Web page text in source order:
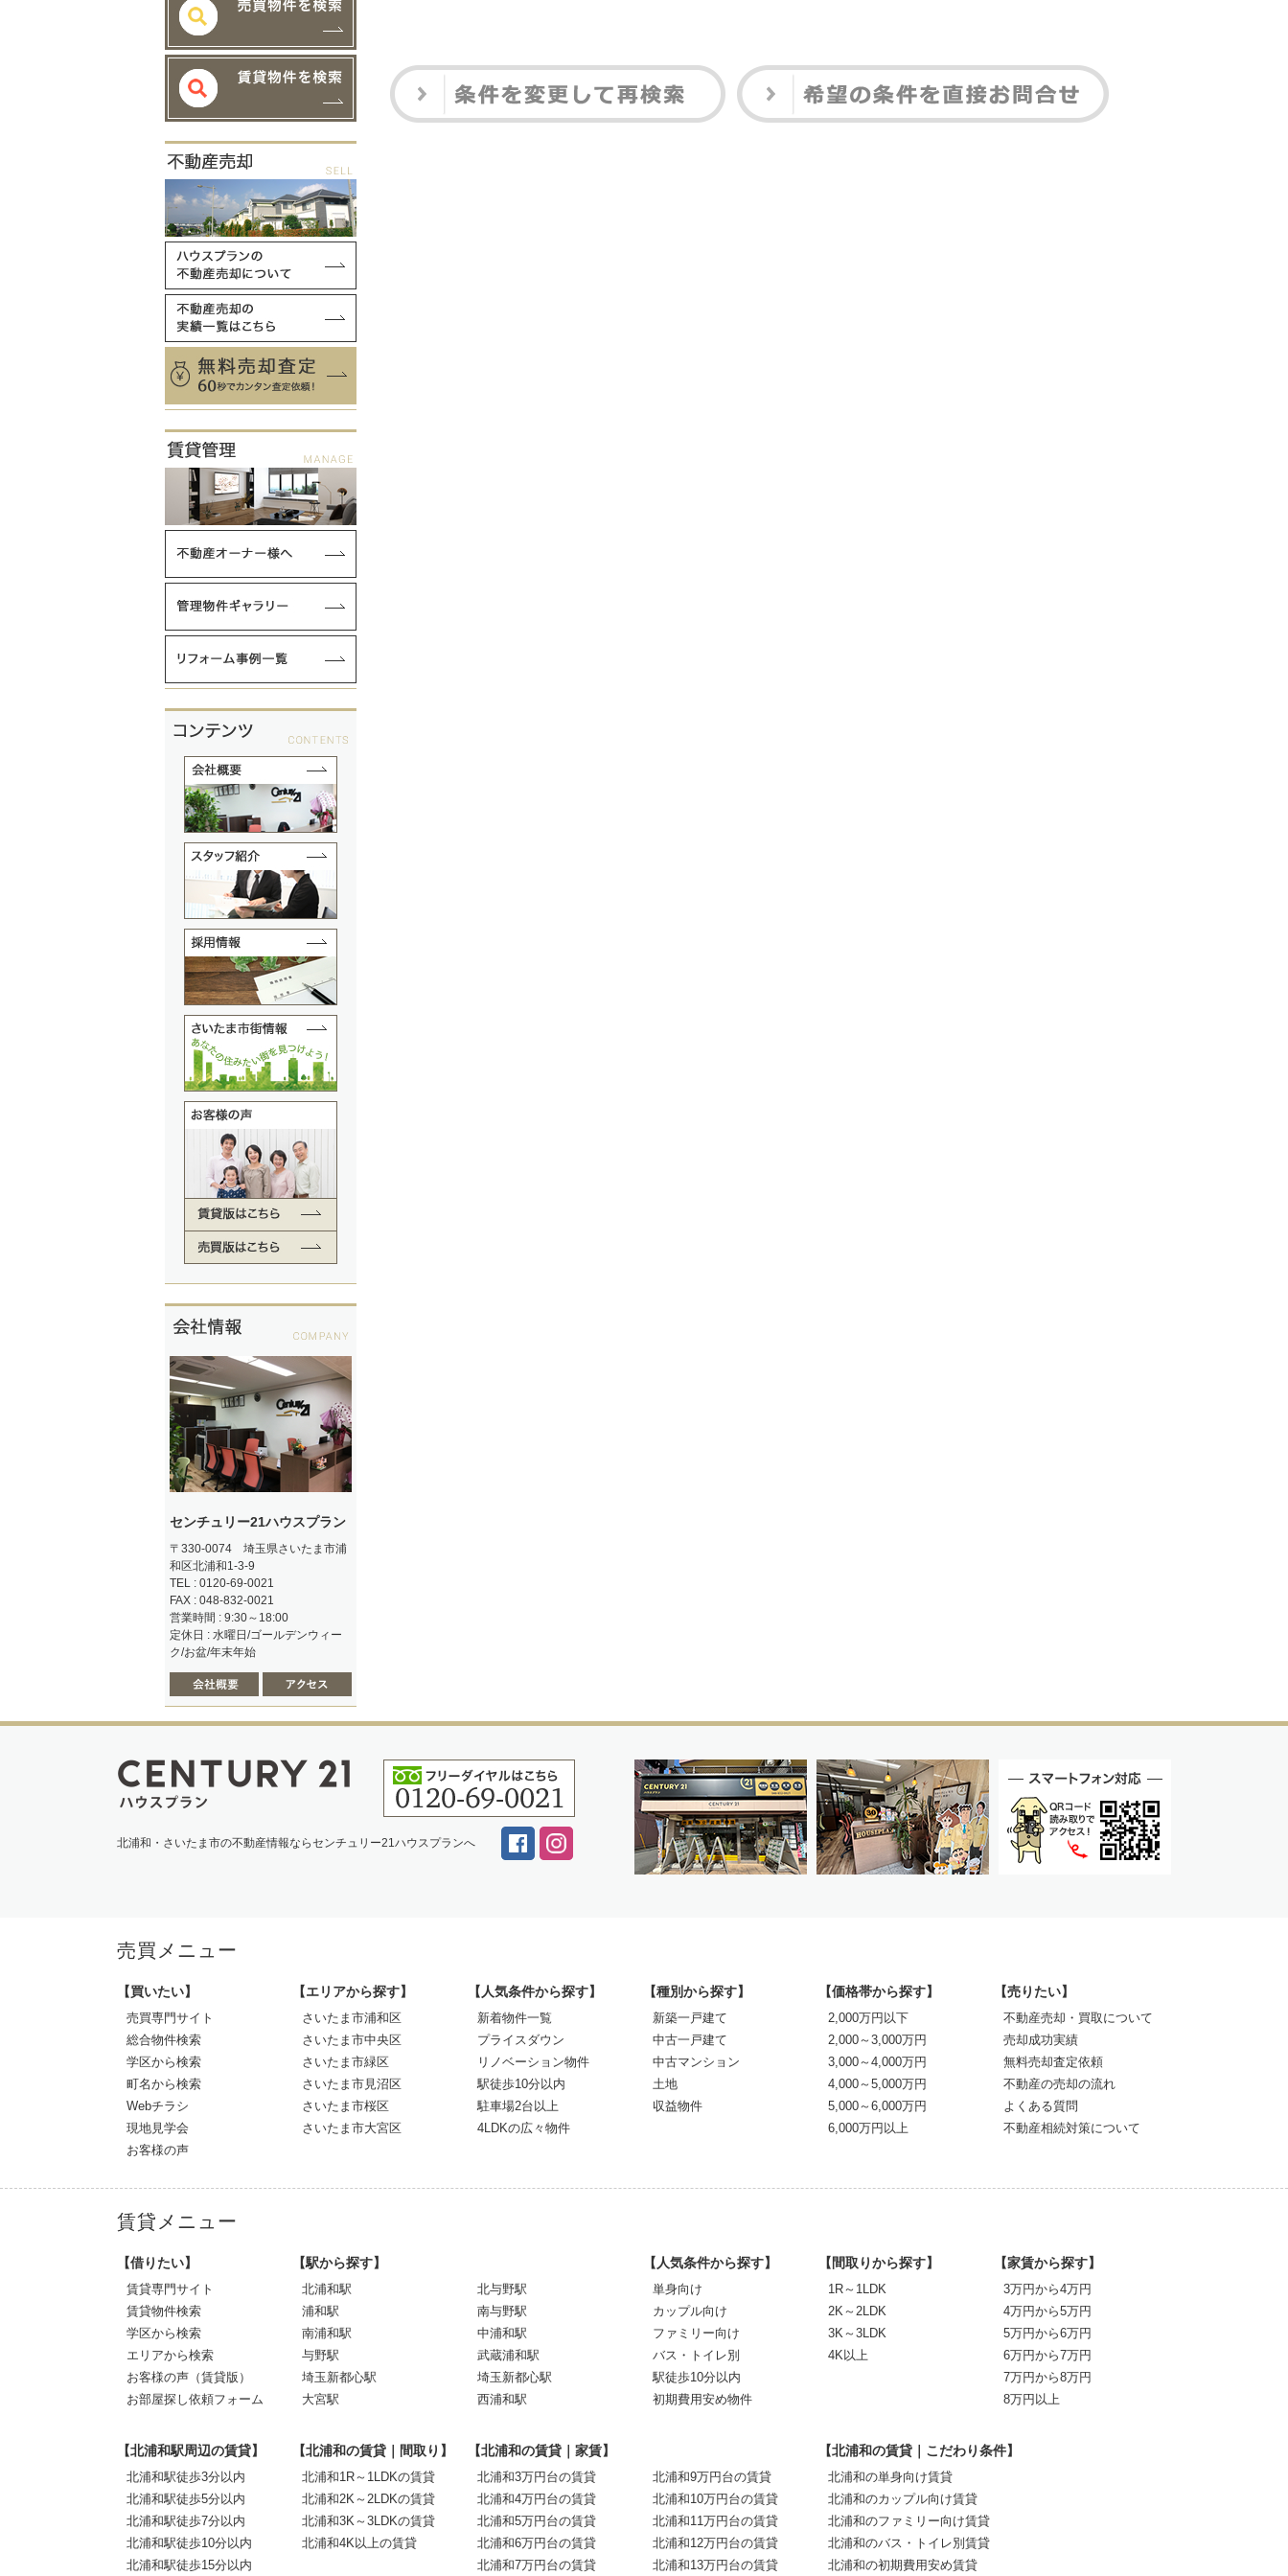
センチュリー21ハウスプラン
〒330-0074 埼玉県さいたま市浦
和区北浦和1-3-9
TEL : 0120-69-0021
FAX : 048-832-0021
営業時間 : 9:30～18:00
定休日 : 水曜日/ゴールデンウィー
ク/お盆/年末年始
北浦和・さいたま市の不動産情報ならセンチュリー21ハウスプランへ
売買メニュー
【買いたい】
売買専門サイト
総合物件検索
学区から検索
町名から検索
Webチラシ
現地見学会
お客様の声
【エリアから探す】
さいたま市浦和区
さいたま市中央区
さいたま市緑区
さいたま市見沼区
さいたま市桜区
さいたま市大宮区
【人気条件から探す】
新着物件一覧
プライスダウン
リノベーション物件
駅徒歩10分以内
駐車場2台以上
4LDKの広々物件
【種別から探す】
新築一戸建て
中古一戸建て
中古マンション
土地
収益物件
【価格帯から探す】
2,000万円以下
2,000～3,000万円
3,000～4,000万円
4,000～5,000万円
5,000～6,000万円
6,000万円以上
【売りたい】
不動産売却・買取について
売却成功実績
無料売却査定依頼
不動産の売却の流れ
よくある質問
不動産相続対策について
賃貸メニュー
【借りたい】
賃貸専門サイト
賃貸物件検索
学区から検索
エリアから検索
お客様の声（賃貸版）
お部屋探し依頼フォーム
【駅から探す】
北浦和駅
浦和駅
南浦和駅
与野駅
埼玉新都心駅
大宮駅
北与野駅
南与野駅
中浦和駅
武蔵浦和駅
埼玉新都心駅
西浦和駅
【人気条件から探す】
単身向け
カップル向け
ファミリー向け
バス・トイレ別
駅徒歩10分以内
初期費用安め物件
【間取りから探す】
1R～1LDK
2K～2LDK
3K～3LDK
4K以上
【家賃から探す】
3万円から4万円
4万円から5万円
5万円から6万円
6万円から7万円
7万円から8万円
8万円以上
【北浦和駅周辺の賃貸】
北浦和駅徒歩3分以内
北浦和駅徒歩5分以内
北浦和駅徒歩7分以内
北浦和駅徒歩10分以内
北浦和駅徒歩15分以内
【北浦和の賃貸｜間取り】
北浦和1R～1LDKの賃貸
北浦和2K～2LDKの賃貸
北浦和3K～3LDKの賃貸
北浦和4K以上の賃貸
【北浦和の賃貸｜家賃】
北浦和3万円台の賃貸
北浦和4万円台の賃貸
北浦和5万円台の賃貸
北浦和6万円台の賃貸
北浦和7万円台の賃貸
北浦和9万円台の賃貸
北浦和10万円台の賃貸
北浦和11万円台の賃貸
北浦和12万円台の賃貸
北浦和13万円台の賃貸
【北浦和の賃貸｜こだわり条件】
北浦和の単身向け賃貸
北浦和のカップル向け賃貸
北浦和のファミリー向け賃貸
北浦和のバス・トイレ別賃貸
北浦和の初期費用安め賃貸